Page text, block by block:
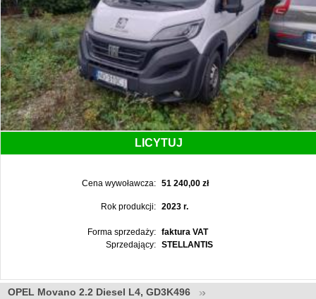
LICYTUJ
Cena wywoławcza: 51 240,00 zł
Rok produkcji: 2023 r.
Forma sprzedaży:
faktura VAT
Sprzedający:
STELLANTIS
OPEL Movano 2.2 Diesel L4, GD3K496